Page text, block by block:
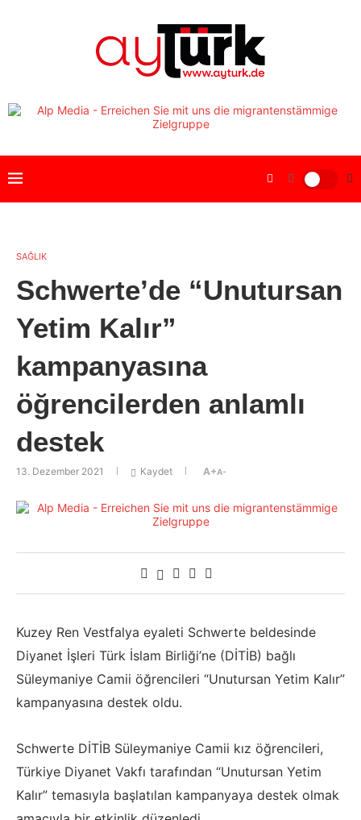
SAĞLIK
Schwerte’de “Unutursan
Yetim Kalır”
kampanyasına
öğrencilerden anlamlı
destek
13. Dezember 2021 Kaydet A+A-
Kuzey Ren Vestfalya eyaleti Schwerte beldesinde
Diyanet İşleri Türk İslam Birliği’ne (DİTİB) bağlı
Süleymaniye Camii öğrencileri “Unutursan Yetim Kalır”
kampanyasına destek oldu.
Schwerte DİTİB Süleymaniye Camii kız öğrencileri,
Türkiye Diyanet Vakfı tarafından “Unutursan Yetim
Kalır” temasıyla başlatılan kampanyaya destek olmak